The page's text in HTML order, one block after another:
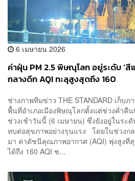
6 เมษายน 2026
ค่าฝุ่น PM 2.5 พิษณุโลก อยู่ระดับ ‘สี
กลางดึก AQI ทะลุสูงสุดถึง 160
ช่างภาพทีมข่าว THE STANDARD เก็บ
พื้นที่อำเภอเมืองพิษณุโลกตั้งแต่ช่วงค่ำคื
ช่วงเช้าวันนี้ (6 เมษายน) ซึ่งยังอยู่ในระดั
ทบต่อสุขภาพอย่างรุนแรง โดยในช่วงก
มา ค่าดัชนีคุณภาพอากาศ (AQI) พุ่งสูงที่
ได้ถึง 160 AQI ซ...